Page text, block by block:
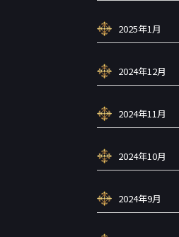
2025年1月
2024年12月
2024年11月
2024年10月
2024年9月